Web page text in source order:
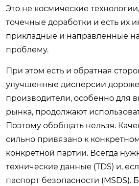
Это не космические
точечные доработки и есть их
прикладные и направленные
проблему.
При этом есть и обратная
улучшенные дисперсии
производители, особенно для
рынка, продолжают
Поэтому обобщать нельзя.
сильно привязано к
конкретной партии. Всегда
технические данные (TDS) и,
паспорт безопасности (MSDS).